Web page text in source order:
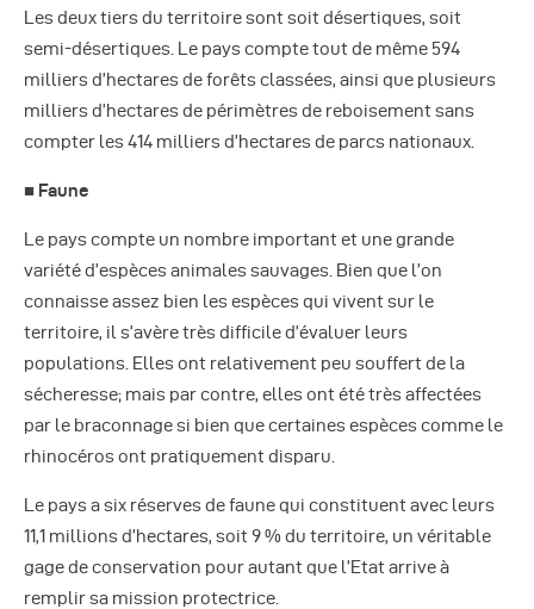
Les deux tiers du territoire sont soit désertiques, soit
semi-désertiques. Le pays compte tout de même 594
milliers d’hectares de forêts classées, ainsi que plusieurs
milliers d’hectares de périmètres de reboisement sans
compter les 414 milliers d’hectares de parcs nationaux.
■ Faune
Le pays compte un nombre important et une grande
variété d’espèces animales sauvages. Bien que l’on
connaisse assez bien les espèces qui vivent sur le
territoire, il s’avère très difficile d’évaluer leurs
populations. Elles ont relativement peu souffert de la
sécheresse; mais par contre, elles ont été très affectées
par le braconnage si bien que certaines espèces comme le
rhinocéros ont pratiquement disparu.
Le pays a six réserves de faune qui constituent avec leurs
11,1 millions d’hectares, soit 9 % du territoire, un véritable
gage de conservation pour autant que l’Etat arrive à
remplir sa mission protectrice.